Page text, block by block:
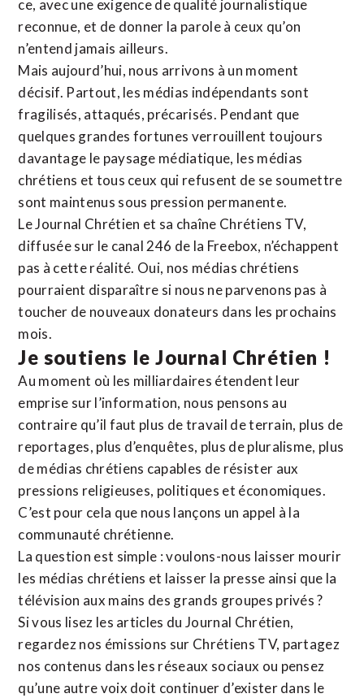
ce, avec une exigence de qualité journalistique
reconnue, et de donner la parole à ceux qu’on
n’entend jamais ailleurs.
Mais aujourd’hui, nous arrivons à un moment
décisif. Partout, les médias indépendants sont
fragilisés, attaqués, précarisés. Pendant que
quelques grandes fortunes verrouillent toujours
davantage le paysage médiatique, les médias
chrétiens et tous ceux qui refusent de se soumettre
sont maintenus sous pression permanente.
Le Journal Chrétien et sa chaîne Chrétiens TV,
diffusée sur le canal 246 de la Freebox, n’échappent
pas à cette réalité. Oui, nos médias chrétiens
pourraient disparaître si nous ne parvenons pas à
toucher de nouveaux donateurs dans les prochains
mois.
Je soutiens le Journal Chrétien !
Au moment où les milliardaires étendent leur
emprise sur l’information, nous pensons au
contraire qu’il faut plus de travail de terrain, plus de
reportages, plus d’enquêtes, plus de pluralisme, plus
de médias chrétiens capables de résister aux
pressions religieuses, politiques et économiques.
C’est pour cela que nous lançons un appel à la
communauté chrétienne.
La question est simple : voulons-nous laisser mourir
les médias chrétiens et laisser la presse ainsi que la
télévision aux mains des grands groupes privés ?
Si vous lisez les articles du Journal Chrétien,
regardez nos émissions sur Chrétiens TV, partagez
nos contenus dans les réseaux sociaux ou pensez
qu’une autre voix doit continuer d’exister dans le